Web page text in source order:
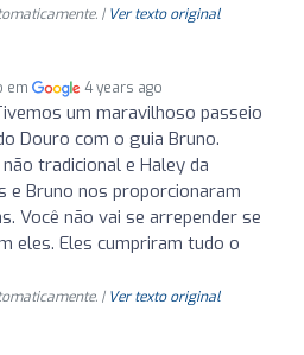
| Ver texto original
em 4 years ago
um maravilhoso passeio
Douro com o guia Bruno.
tradicional e Haley da
e Bruno nos proporcionaram
Você não vai se arrepender se
eles. Eles cumpriram tudo o
| Ver texto original